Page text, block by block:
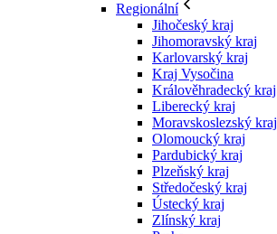
Regionální
Jihočeský kraj
Jihomoravský kraj
Karlovarský kraj
Kraj Vysočina
Králověhradecký kraj
Liberecký kraj
Moravskoslezský kraj
Olomoucký kraj
Pardubický kraj
Plzeňský kraj
Středočeský kraj
Ústecký kraj
Zlínský kraj